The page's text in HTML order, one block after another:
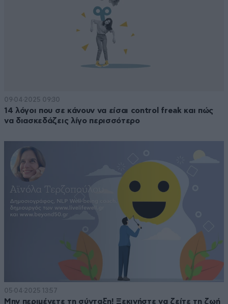
09·04·2025 09:30
14 λόγοι που σε κάνουν να είσαι control freak και πώς
να διασκεδάζεις λίγο περισσότερο
05·04·2025 13:57
Μην περιμένετε τη σύνταξη! Ξεκινήστε να ζείτε τη ζωή